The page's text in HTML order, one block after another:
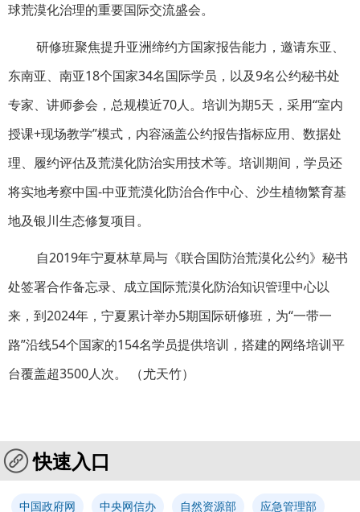
球荒漠化治理的重要国际交流盛会。
研修班聚焦提升亚洲缔约方国家报告能力，邀请东亚、
东南亚、南亚18个国家34名国际学员，以及9名公约秘书处
专家、讲师参会，总规模近70人。培训为期5天，采用“室内
授课+现场教学”模式，内容涵盖公约报告指标应用、数据处
理、履约评估及荒漠化防治实用技术等。培训期间，学员还
将实地考察中国-中亚荒漠化防治合作中心、沙生植物繁育基
地及银川生态修复项目。
自2019年宁夏林草局与《联合国防治荒漠化公约》秘书
处签署合作备忘录、成立国际荒漠化防治知识管理中心以
来，到2024年，宁夏累计举办5期国际研修班，为“一带一
路”沿线54个国家的154名学员提供培训，搭建的网络培训平
台覆盖超3500人次。 （尤天竹）
快速入口
中国政府网 中央网信办 自然资源部 应急管理部